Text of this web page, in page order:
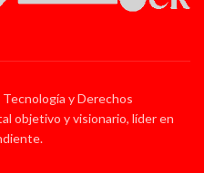
y Derechos
objetivo y visionario, líder en